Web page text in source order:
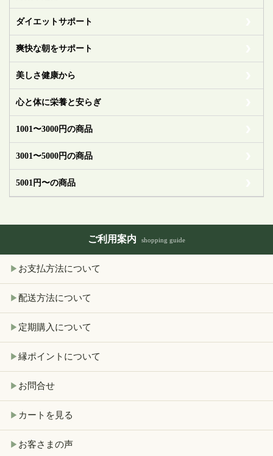
ダイエットサポート
爽快な朝をサポート
美しさ健康から
心と体に栄養と安らぎ
1001〜3000円の商品
3001〜5000円の商品
5001円〜の商品
ご利用案内 shopping guide
▶ お支払方法について
▶ 配送方法について
▶ 定期購入について
▶ 縁ポイントについて
▶ お問合せ
▶ カートを見る
▶ お客さまの声